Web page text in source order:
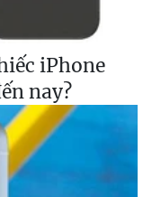
iPhone
nay?